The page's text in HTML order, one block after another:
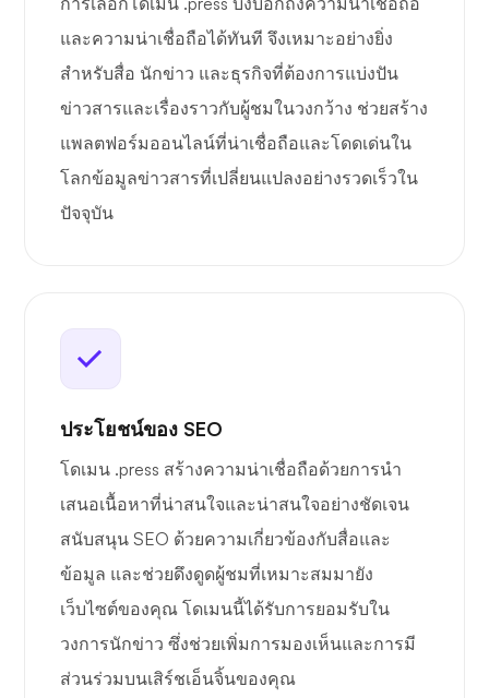
และความน่าเชื่อถือได้ทันที จึงเหมาะอย่างยิ่ง
สำหรับสื่อ นักข่าว และธุรกิจที่ต้องการแบ่งปัน
ข่าวสารและเรื่องราวกับผู้ชมในวงกว้าง ช่วยสร้าง
แพลตฟอร์มออนไลน์ที่น่าเชื่อถือและโดดเด่นใน
โลกข้อมูลข่าวสารที่เปลี่ยนแปลงอย่างรวดเร็วใน
ปัจจุบัน
ประโยชน์ของ SEO
โดเมน .press สร้างความน่าเชื่อถือด้วยการนำ
เสนอเนื้อหาที่น่าสนใจและน่าสนใจอย่างชัดเจน
สนับสนุน SEO ด้วยความเกี่ยวข้องกับสื่อและ
ข้อมูล และช่วยดึงดูดผู้ชมที่เหมาะสมมายัง
เว็บไซต์ของคุณ โดเมนนี้ได้รับการยอมรับใน
วงการนักข่าว ซึ่งช่วยเพิ่มการมองเห็นและการมี
ส่วนร่วมบนเสิร์ชเอ็นจิ้นของคุณ